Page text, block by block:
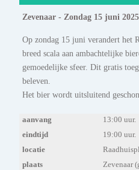
Zevenaar - Zondag 15 juni 2025
Op zondag 15 juni verandert het
breed scala aan ambachtelijke
gemoedelijke sfeer. Dit gratis
beleven.
Het bier wordt uitsluitend
aanvang
13:00 uur.
eindtijd
19:00 uur.
locatie
plaats
Zevenaar